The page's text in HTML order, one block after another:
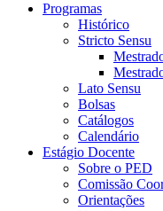
Programas
Histórico
Stricto Sensu
Lato Sensu
Bolsas
Catálogos
Calendário
Estágio Docente
Sobre o PED
Comissão
Orientações